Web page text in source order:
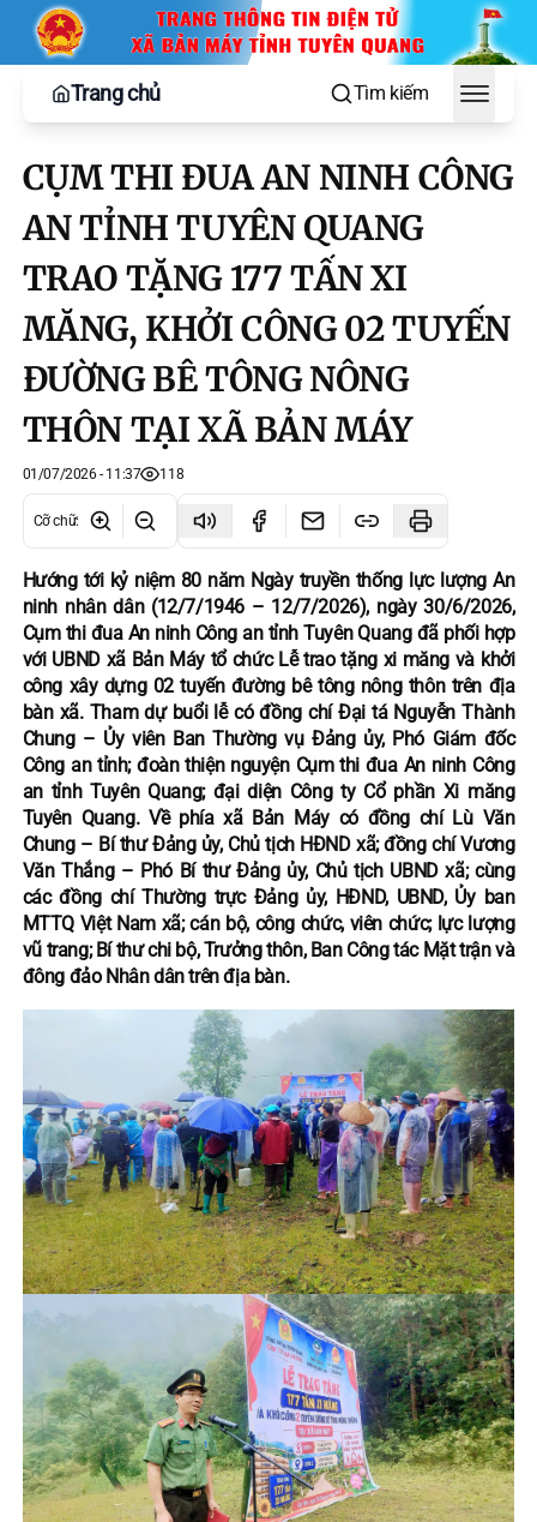
Trang chủ Tìm kiếm
Toggle
CỤM THI ĐUA AN NINH CÔNG
AN TỈNH TUYÊN QUANG
TRAO TẶNG 177 TẤN XI
MĂNG, KHỞI CÔNG 02 TUYẾN
ĐƯỜNG BÊ TÔNG NÔNG
THÔN TẠI XÃ BẢN MÁY
01/07/2026 - 11:37 118
Cỡ chữ:
Hướng tới kỷ niệm 80 năm Ngày truyền thống lực lượng An
ninh nhân dân (12/7/1946 – 12/7/2026), ngày 30/6/2026,
Cụm thi đua An ninh Công an tỉnh Tuyên Quang đã phối hợp
với UBND xã Bản Máy tổ chức Lễ trao tặng xi măng và khởi
công xây dựng 02 tuyến đường bê tông nông thôn trên địa
bàn xã. Tham dự buổi lễ có đồng chí Đại tá Nguyễn Thành
Chung – Ủy viên Ban Thường vụ Đảng ủy, Phó Giám đốc
Công an tỉnh; đoàn thiện nguyện Cụm thi đua An ninh Công
an tỉnh Tuyên Quang; đại diện Công ty Cổ phần Xi măng
Tuyên Quang. Về phía xã Bản Máy có đồng chí Lù Văn
Chung – Bí thư Đảng ủy, Chủ tịch HĐND xã; đồng chí Vương
Văn Thắng – Phó Bí thư Đảng ủy, Chủ tịch UBND xã; cùng
các đồng chí Thường trực Đảng ủy, HĐND, UBND, Ủy ban
MTTQ Việt Nam xã; cán bộ, công chức, viên chức; lực lượng
vũ trang; Bí thư chi bộ, Trưởng thôn, Ban Công tác Mặt trận và
đông đảo Nhân dân trên địa bàn.